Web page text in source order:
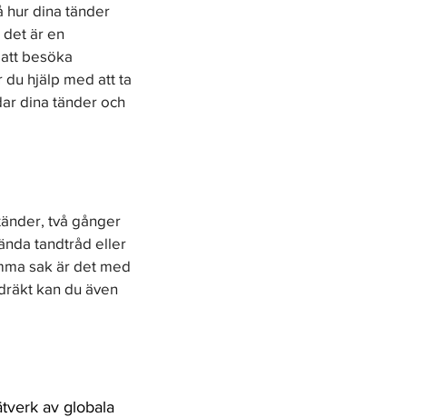
hur dina tänder
det är en
besöka
du hjälp med att ta
dina tänder och
två gånger
tandtråd eller
sak är det med
kan du även
av globala